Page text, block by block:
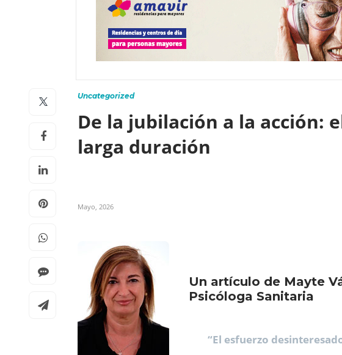
Uncategorized
De la jubilación a la acción:
larga duración
Mayo, 2026
Un artículo de Mayte
Psicóloga Sanitaria
“El esfuerzo